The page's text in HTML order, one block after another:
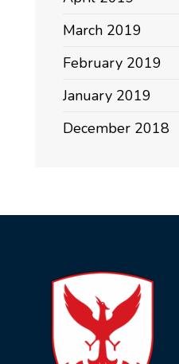
March 2019
February 2019
January 2019
December 2018